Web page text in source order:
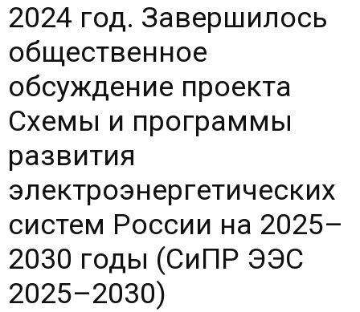
2024 год. Завершилось
общественное
обсуждение проекта
Схемы и программы
развития
электроэнергетических
систем России на 2025–
2030 годы (СиПР ЭЭС
2025–2030)